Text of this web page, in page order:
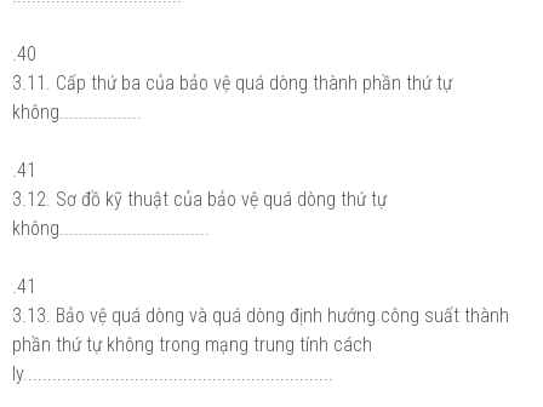
.40
3.11. Cấp thứ ba của bảo vệ quá dòng thành phần thứ tự
không.................
.41
3.12. Sơ đồ kỹ thuật của bảo vệ quá dòng thứ tự
không...............................
.41
3.13. Bảo vệ quá dòng và quá dòng định hướng công suất thành
phần thứ tự không trong mạng trung tính cách
ly................................................................